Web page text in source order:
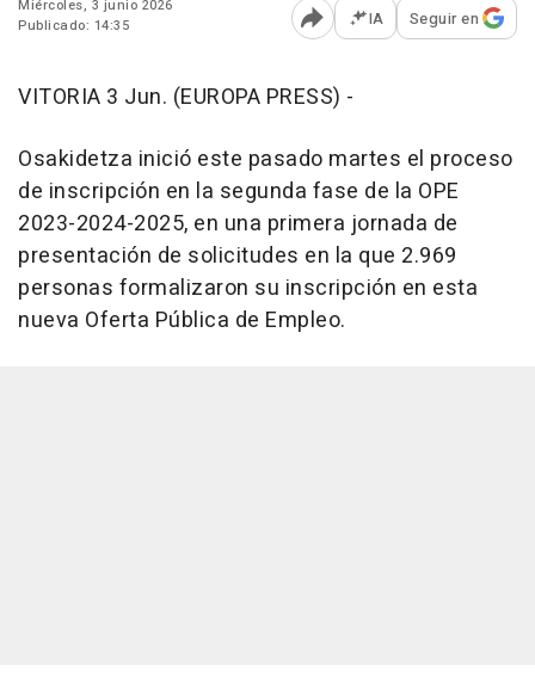
Miércoles, 3 junio 2026
Publicado: 14:35
Abrir opciones para
IA Seguir en
VITORIA 3 Jun. (EUROPA PRESS) -
Osakidetza inició este pasado martes el proceso
de inscripción en la segunda fase de la OPE
2023-2024-2025, en una primera jornada de
presentación de solicitudes en la que 2.969
personas formalizaron su inscripción en esta
nueva Oferta Pública de Empleo.